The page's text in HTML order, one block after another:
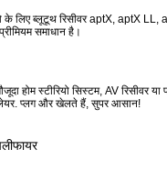
के लिए ब्लूटूथ रिसीवर aptX, aptX
समाधान है।
होम स्टीरियो सिस्टम, AV रिसीवर
प्लग और खेलते हैं, सुपर आसान!